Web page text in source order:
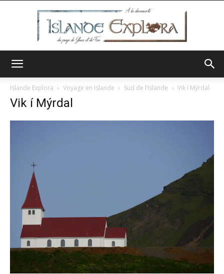
Islande Explora Voyage en Islande Sud de l’Islande Vik í Mýrdal
Vik í Mýrdal